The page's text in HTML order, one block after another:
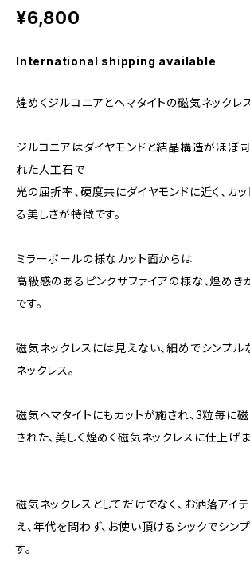
¥6,800
International shipping available
煌めくジルコニアとヘマタイトの磁気ネックレス
ジルコニアはダイヤモンドと結晶構造がほぼ
れた人工石で
光の屈折率、硬度共にダイヤモンドに近く、カ
る美しさが特徴です。
ミラーボールの様なカット面からは
高級感のあるピンクサファイアの様な、煌めき
です。
磁気ネックレスには見えない、細めでシンプル
ネックレス。
磁気ヘマタイトにもカットが施され、3粒毎に
された、美しく煌めく磁気ネックレスに仕上げま
磁気ネックレスとしてだけでなく、お洒落アイ
え、年代を問わず、お使い頂けるシックでシン
す。